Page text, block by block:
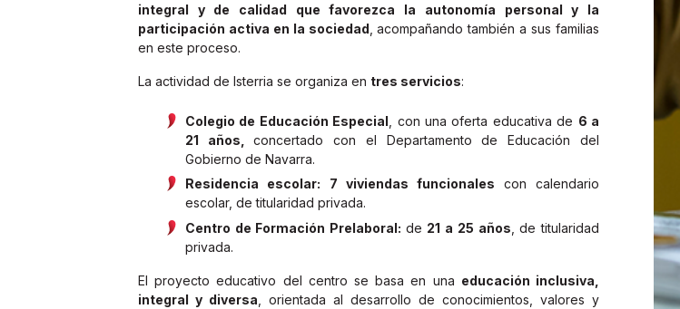
integral y de calidad que favorezca la autonomía personal y la
participación activa en la sociedad , acompañando también a sus familias
en este proceso.
La actividad de Isterria se organiza en tres servicios:
Colegio de Educación Especial , con una oferta educativa de 6 a
21 años,concertado con el Departamento de Educación del
Gobierno de Navarra.
Residencia escolar:
7 viviendas funcionales con calendario
escolar, de titularidad privada.
Centro de Formación Prelaboral: de 21 a 25 años , de titularidad
privada.
El proyecto educativo del centro se basa en una educación inclusiva,
integral y diversa , orientada al desarrollo de conocimientos, valores y